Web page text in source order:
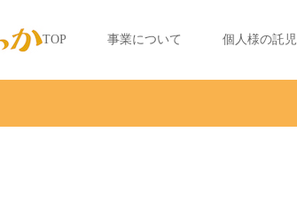
TOP 事業について 個人様の託児